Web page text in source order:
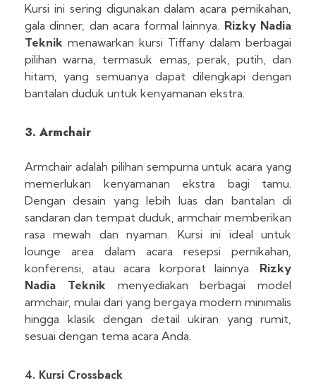
Kursi ini sering digunakan dalam acara pernikahan,
gala dinner, dan acara formal lainnya. Rizky Nadia
Teknik menawarkan kursi Tiffany dalam berbagai
pilihan warna, termasuk emas, perak, putih, dan
hitam, yang semuanya dapat dilengkapi dengan
bantalan duduk untuk kenyamanan ekstra.
3. Armchair
Armchair adalah pilihan sempurna untuk acara yang
memerlukan kenyamanan ekstra bagi tamu.
Dengan desain yang lebih luas dan bantalan di
sandaran dan tempat duduk, armchair memberikan
rasa mewah dan nyaman. Kursi ini ideal untuk
lounge area dalam acara resepsi pernikahan,
konferensi, atau acara korporat lainnya. Rizky
Nadia Teknik menyediakan berbagai model
armchair, mulai dari yang bergaya modern minimalis
hingga klasik dengan detail ukiran yang rumit,
sesuai dengan tema acara Anda.
4. Kursi Crossback